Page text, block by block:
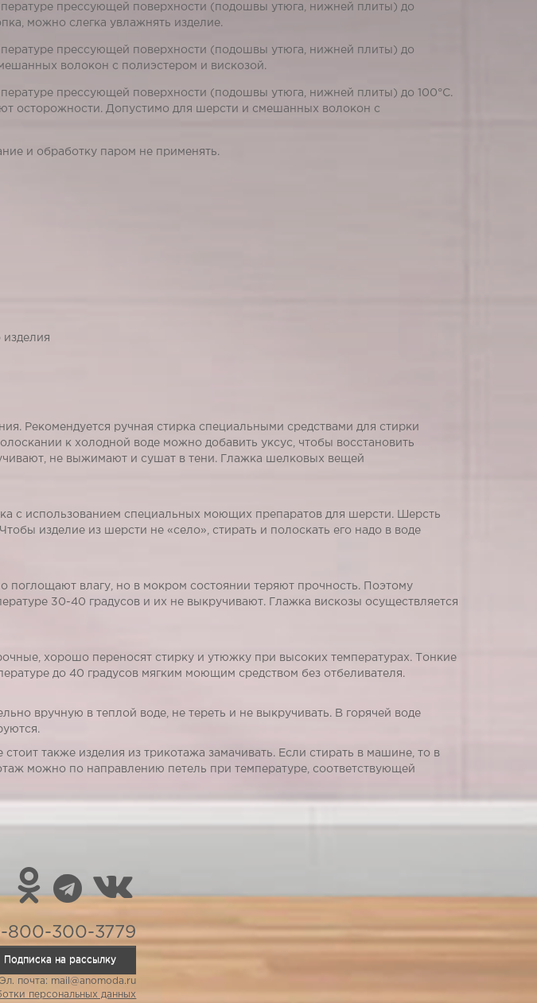
прессующей поверхности (подошвы утюга, нижней плиты) до
можно слегка увлажнять изделие.
прессующей поверхности (подошвы утюга, нижней плиты) до
волокон с полиэстером и вискозой.
прессующей поверхности (подошвы утюга, нижней плиты) до 100°С.
осторожности. Допустимо для шерсти и смешанных волокон с
и обработку паром не применять.
изделия
ручная стирка специальными средствами для стирки
к холодной воде можно добавить уксус, чтобы восстановить
не выжимают и сушат в тени. Глажка шелковых вещей
использованием специальных моющих препаратов для шерсти. Шерсть
изделие из шерсти не «село», стирать и полоскать его надо в воде
влагу, но в мокром состоянии теряют прочность. Поэтому
30-40 градусов и их не выкручивают. Глажка вискозы осуществляется
хорошо переносят стирку и утюжку при высоких температурах. Тонкие
до 40 градусов мягким моющим средством без отбеливателя.
вручную в теплой воде, не тереть и не выкручивать. В горячей воде
также изделия из трикотажа замачивать. Если стирать в машине, то в
можно по направлению петель при температуре, соответствующей
800-300-3779
Подписка на рассылку
Эл. почта: mail@anomoda.ru
персональных данных